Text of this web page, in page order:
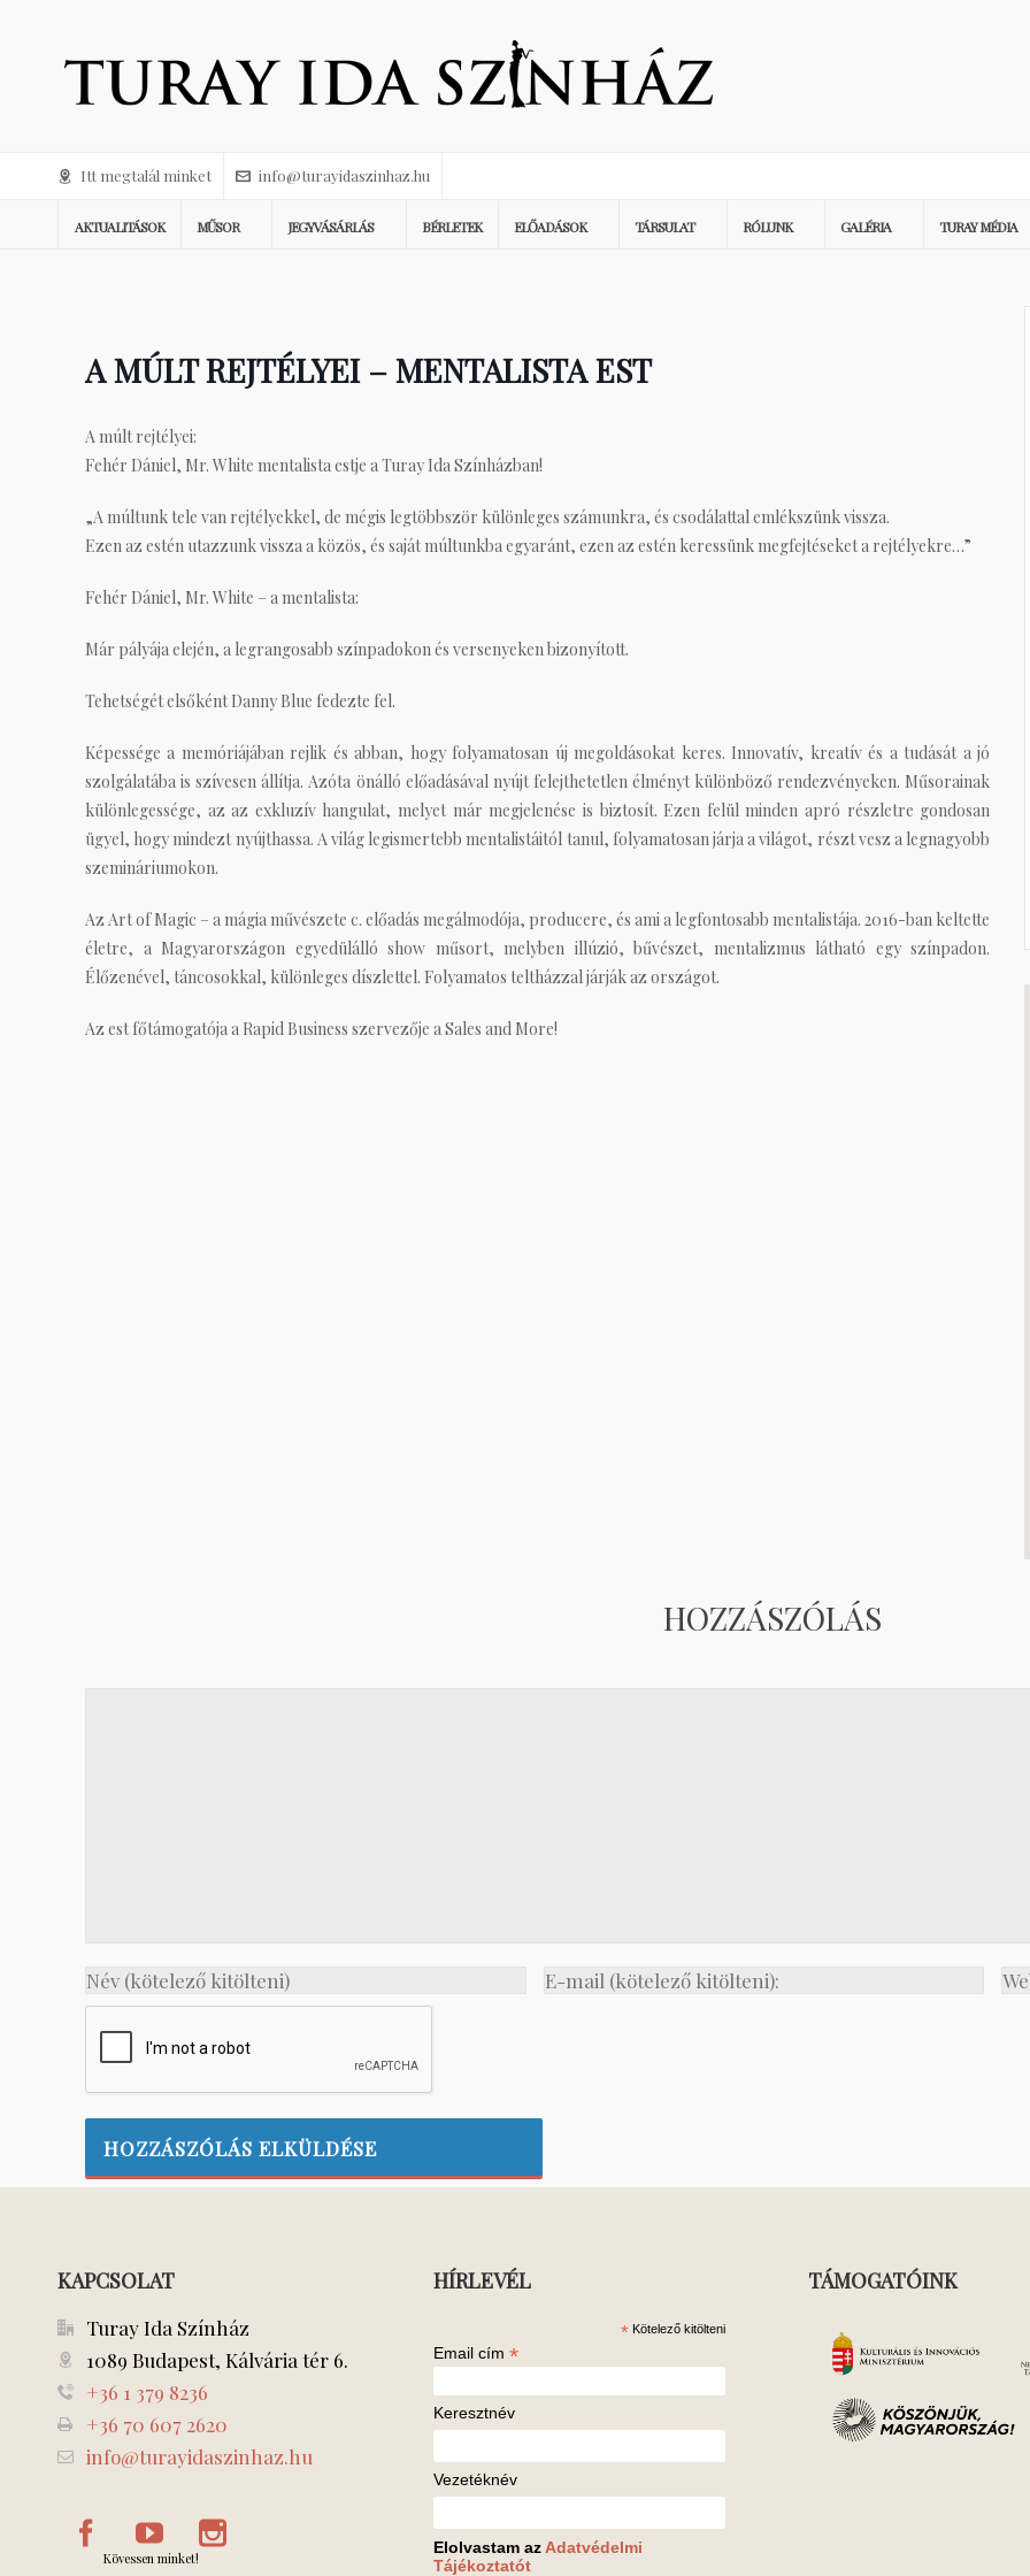
Itt megtalál minket info@turayidaszinhaz.hu
AKTUALITÁSOK MŰSOR JEGYVÁSÁRLÁS BÉRLETEK ELŐADÁSOK TÁRSULAT RÓLUNK GALÉRIA TURAY MÉDIA
A MÚLT REJTÉLYEI – MENTALISTA EST
A múlt rejtélyei:
Fehér Dániel, Mr. White mentalistaestje a Turay Ida Színházban!
„A múltunk tele van rejtélyekkel, de mégis legtöbbször különleges számunkra, és csodálattal emlékszünk vissza.
Ezen az estén utazzunk vissza a közös, és saját múltunkba egyaránt, ezen az estén keressünk megfejtéseket a rejtélyekre…”
Fehér Dániel, Mr. White – amentalista:
Már pályája elején, a legrangosabb színpadokon és versenyeken bizonyított.
Tehetségét elsőként Danny Blue fedezte fel.
Képessége a memóriájában rejlik és abban, hogy folyamatosan új megoldásokat keres. Innovatív, kreatív és a tudását a jó
szolgálatába is szívesen állítja. Azóta önálló előadásával nyújt felejthetetlen élményt különböző rendezvényeken. Műsorainak
különlegessége, az az exkluzív hangulat, melyet már megjelenése is biztosít. Ezen felül minden apró részletre gondosan
ügyel, hogy mindezt nyújthassa. A világ legismertebb mentalistáitól tanul, folyamatosan járja a világot, részt vesz a legnagyobb
szemináriumokon.
Az Art of Magic – a mágia művészete c. előadás megálmodója, producere, és ami a legfontosabb mentalistája. 2016-ban keltette
életre, a Magyarországon egyedülálló show műsort, melyben illúzió, bűvészet, mentalizmus látható egy színpadon.
Élőzenével, táncosokkal, különleges díszlettel. Folyamatos teltházzal járják az országot.
Az est főtámogatója a Rapid Business szervezője a Sales and More!
HOZZÁSZÓLÁS
KAPCSOLAT
Turay Ida Színház
1089 Budapest, Kálvária tér 6.
+36 1 379 8236
+36 70 607 2620
info@turayidaszinhaz.hu
Kövessen minket!
HÍRLEVÉL
* Kötelező kitölteni
Email cím *
Keresztnév
Vezetéknév
Elolvastam azAdatvédelmi
Tájékoztatót
TÁMOGATÓINK